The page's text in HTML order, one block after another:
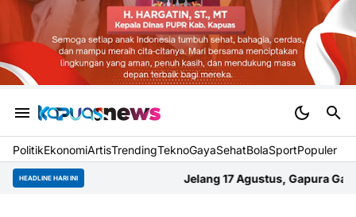
PolitikEkonomiArtisTrendingTeknoGayaSehatBolaSportPopuler
HEADLINE HARI INIJelang 17 Agustus, Gapura Gang Abadi Selat Tengah